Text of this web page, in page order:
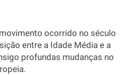
ocorrido no século
entre a Idade Média e a
profundas mudanças no